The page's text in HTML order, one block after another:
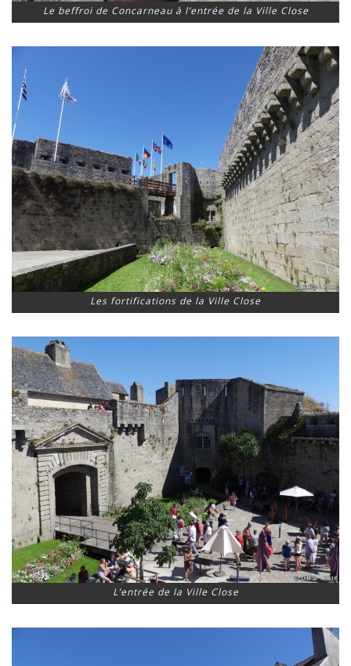
Le beffroi de Concarneau à l’entrée de la Ville Close
Les fortifications de la Ville Close
L’entrée de la Ville Close